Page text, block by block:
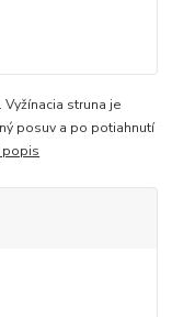
struna je
posuv a po potiahnutí
popis